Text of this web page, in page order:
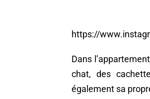
https://
Dans
chat, des
également sa